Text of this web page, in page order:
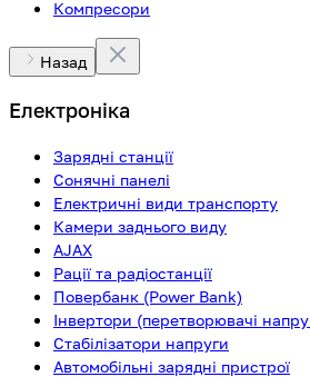
Компресори
Назад
Електроніка
Зарядні станції
Сонячні панелі
Електричні види транспорту
Камери заднього виду
AJAX
Рації та радіостанції
Повербанк (Power Bank)
Інвертори (перетворювачі
Стабілізатори напруги
Автомобільні зарядні пристрої